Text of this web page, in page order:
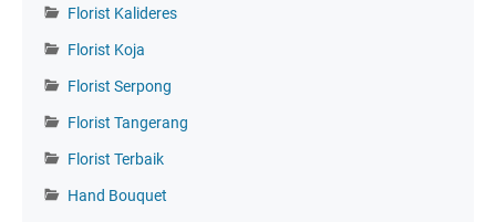
Florist Kalideres
Florist Koja
Florist Serpong
Florist Tangerang
Florist Terbaik
Hand Bouquet